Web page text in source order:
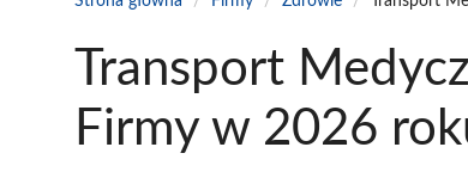
Transport
Firmy w 2026